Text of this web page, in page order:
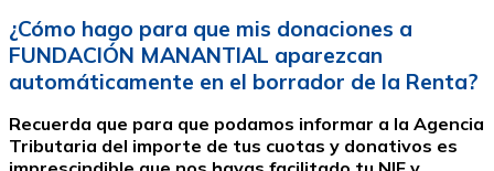
¿Cómo hago para que mis donaciones a
FUNDACIÓN MANANTIAL aparezcan
automáticamente en el borrador de la Renta?
Recuerda que para que podamos informar a la Agencia
Tributaria del importe de tus cuotas y donativos es